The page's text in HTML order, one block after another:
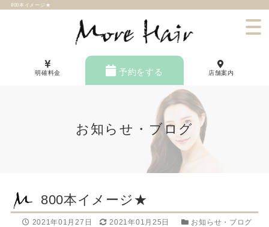
800本イメージ★
明確料金 予約をする 店舗案内
お知らせ・ブログ
800本イメージ★
お知らせ・ブログ
2021年01月27日 2021年01月25日